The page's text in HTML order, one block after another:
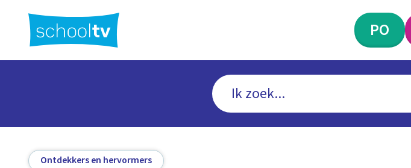
hoofdinhoud
PO
Ontdekkers en hervormers